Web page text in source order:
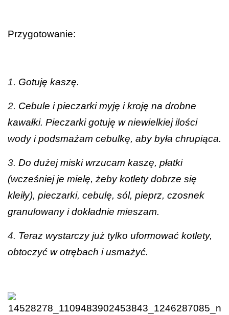
Przygotowanie:
1. Gotuję kaszę.
2. Cebule i pieczarki myję i kroję na drobne
kawałki. Pieczarki gotuję w niewielkiej ilości
wody i podsmażam cebulkę, aby była chrupiąca.
3. Do dużej miski wrzucam kaszę, płatki
(wcześniej je mielę, żeby kotlety dobrze się
kleiły), pieczarki, cebulę, sól, pieprz, czosnek
granulowany i dokładnie mieszam.
4. Teraz wystarczy już tylko uformować kotlety,
obtoczyć w otrębach i usmażyć.